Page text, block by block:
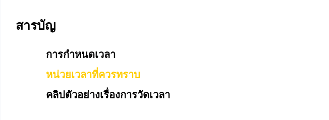
สารบัญ
การกำหนดเวลา
หน่วยเวลาที่ควรทราบ
คลิปตัวอย่างเรื่องการวัดเวลา